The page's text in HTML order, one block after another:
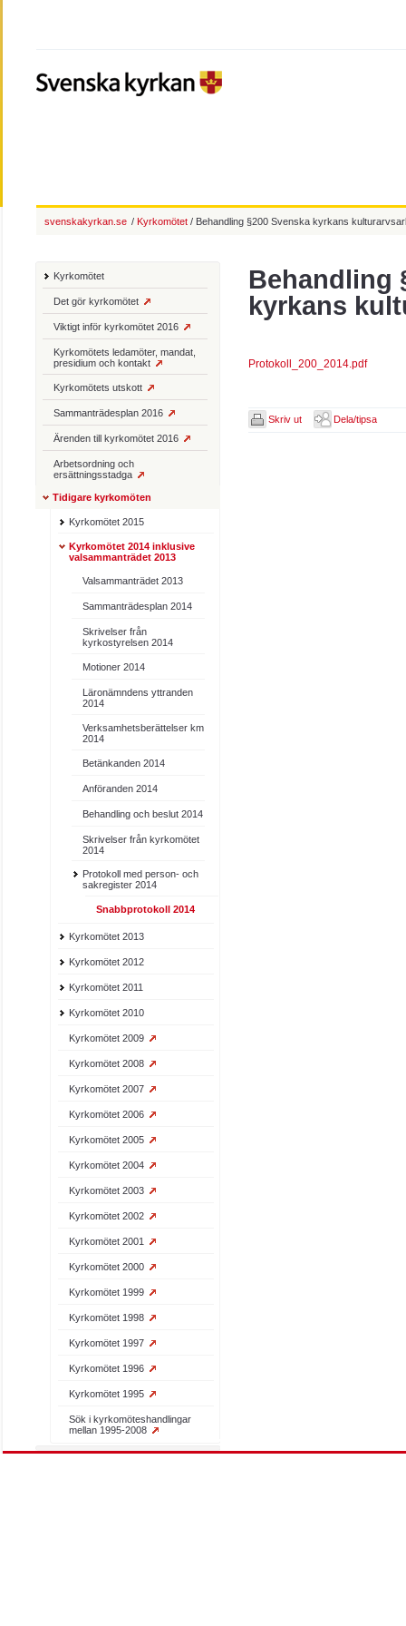
Behandling
kyrkans
Protokoll_200_2014.pdf
Skriv ut Dela/tipsa
Kyrkomötet
Det gör kyrkomötet
Viktigt inför kyrkomötet 2016
Kyrkomötets ledamöter, mandat,
presidium och kontakt
Kyrkomötets utskott
Sammanträdesplan 2016
Ärenden till kyrkomötet 2016
Arbetsordning och
ersättningsstadga
Tidigare kyrkomöten
Kyrkomötet 2015
Kyrkomötet 2014 inklusive
valsammanträdet 2013
Valsammanträdet 2013
Sammanträdesplan 2014
Skrivelser från
kyrkostyrelsen 2014
Motioner 2014
Läronämndens yttranden
2014
Verksamhetsberättelser km
2014
Betänkanden 2014
Anföranden 2014
Behandling och beslut 2014
Skrivelser från kyrkomötet
2014
Protokoll med person- och
sakregister 2014
Snabbprotokoll 2014
Kyrkomötet 2013
Kyrkomötet 2012
Kyrkomötet 2011
Kyrkomötet 2010
Kyrkomötet 2009
Kyrkomötet 2008
Kyrkomötet 2007
Kyrkomötet 2006
Kyrkomötet 2005
Kyrkomötet 2004
Kyrkomötet 2003
Kyrkomötet 2002
Kyrkomötet 2001
Kyrkomötet 2000
Kyrkomötet 1999
Kyrkomötet 1998
Kyrkomötet 1997
Kyrkomötet 1996
Kyrkomötet 1995
Sök i kyrkomöteshandlingar
mellan 1995-2008
svenskakyrkan.se / Kyrkomötet / Behandling §200 Svenska kyrkans